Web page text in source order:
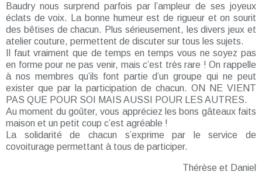
Baudry nous surprend parfois par l’ampleur de ses joyeux
éclats de voix. La bonne humeur est de rigueur et on sourit
des bêtises de chacun. Plus sérieusement, les divers jeux et
atelier couture, permettent de discuter sur tous les sujets.
Il faut vraiment que de temps en temps vous ne soyez pas
en forme pour ne pas venir, mais c’est très rare ! On rappelle
à nos membres qu’ils font partie d’un groupe qui ne peut
exister que par la participation de chacun. ON NE VIENT
PAS QUE POUR SOI MAIS AUSSI POUR LES AUTRES.
Au moment du goûter, vous appréciez les bons gâteaux faits
maison et un petit coup c’est agréable !
La solidarité de chacun s’exprime par le service de
covoiturage permettant à tous de participer.
Thérèse et Daniel